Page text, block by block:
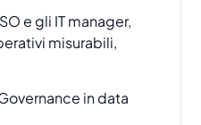
e gli IT manager,
misurabili,